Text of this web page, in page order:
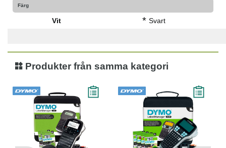
Färg
Vit * Svart
Produkter från samma kategori